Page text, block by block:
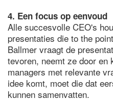
4. Een focus op eenvoud
Alle succesvolle CEO's
presentaties die to the
Ballmer vraagt de
tevoren, neemt ze door en
managers met relevante
idee komt, moet die dat
kunnen samenvatten.